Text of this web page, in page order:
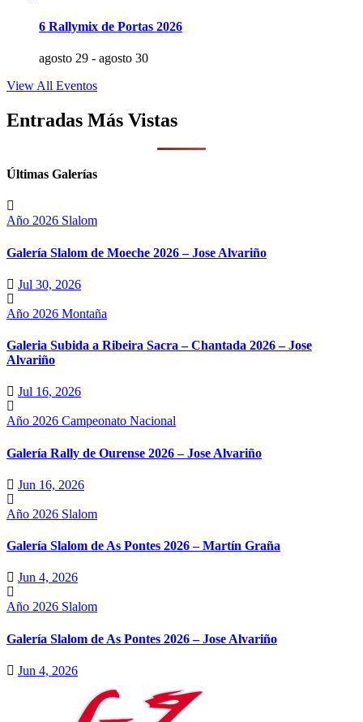
6 Rallymix de Portas 2026
agosto 29 - agosto 30
View All Eventos
Entradas Más Vistas
Últimas Galerías
Año 2026 Slalom
Galería Slalom de Moeche 2026 – Jose Alvariño
Jul 30, 2026
Año 2026 Montaña
Galeria Subida a Ribeira Sacra – Chantada 2026 – Jose
Alvariño
Jul 16, 2026
Año 2026 Campeonato Nacional
Galería Rally de Ourense 2026 – Jose Alvariño
Jun 16, 2026
Año 2026 Slalom
Galería Slalom de As Pontes 2026 – Martín Graña
Jun 4, 2026
Año 2026 Slalom
Galería Slalom de As Pontes 2026 – Jose Alvariño
Jun 4, 2026